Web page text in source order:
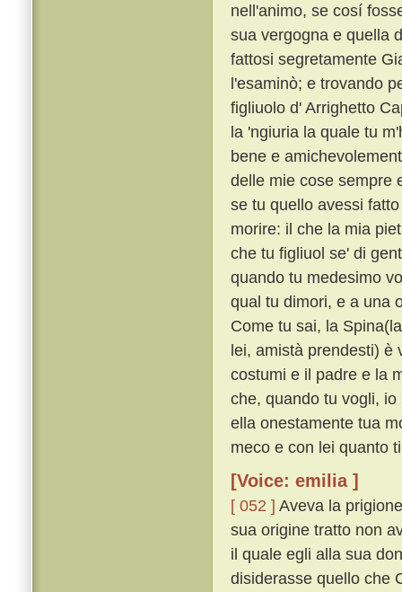
nell'animo, se cosí
sua vergogna e quella
fattosi segretamente
l'esaminò; e trovando
figliuolo d' Arrighetto
la 'ngiuria la quale tu
bene e
delle mie cose sempre
se tu quello avessi
morire: il che la mia
che tu figliuol se' di
quando tu medesimo
qual tu dimori, e a una
Come tu sai, la
lei, amistà prendesti) è
costumi e il padre e la
che, quando tu vogli,
ella onestamente tua
meco e con lei quanto
[Voice: emilia ]
[ 052 ] Aveva la
sua origine tratto non
il quale egli alla sua
disiderasse quello che